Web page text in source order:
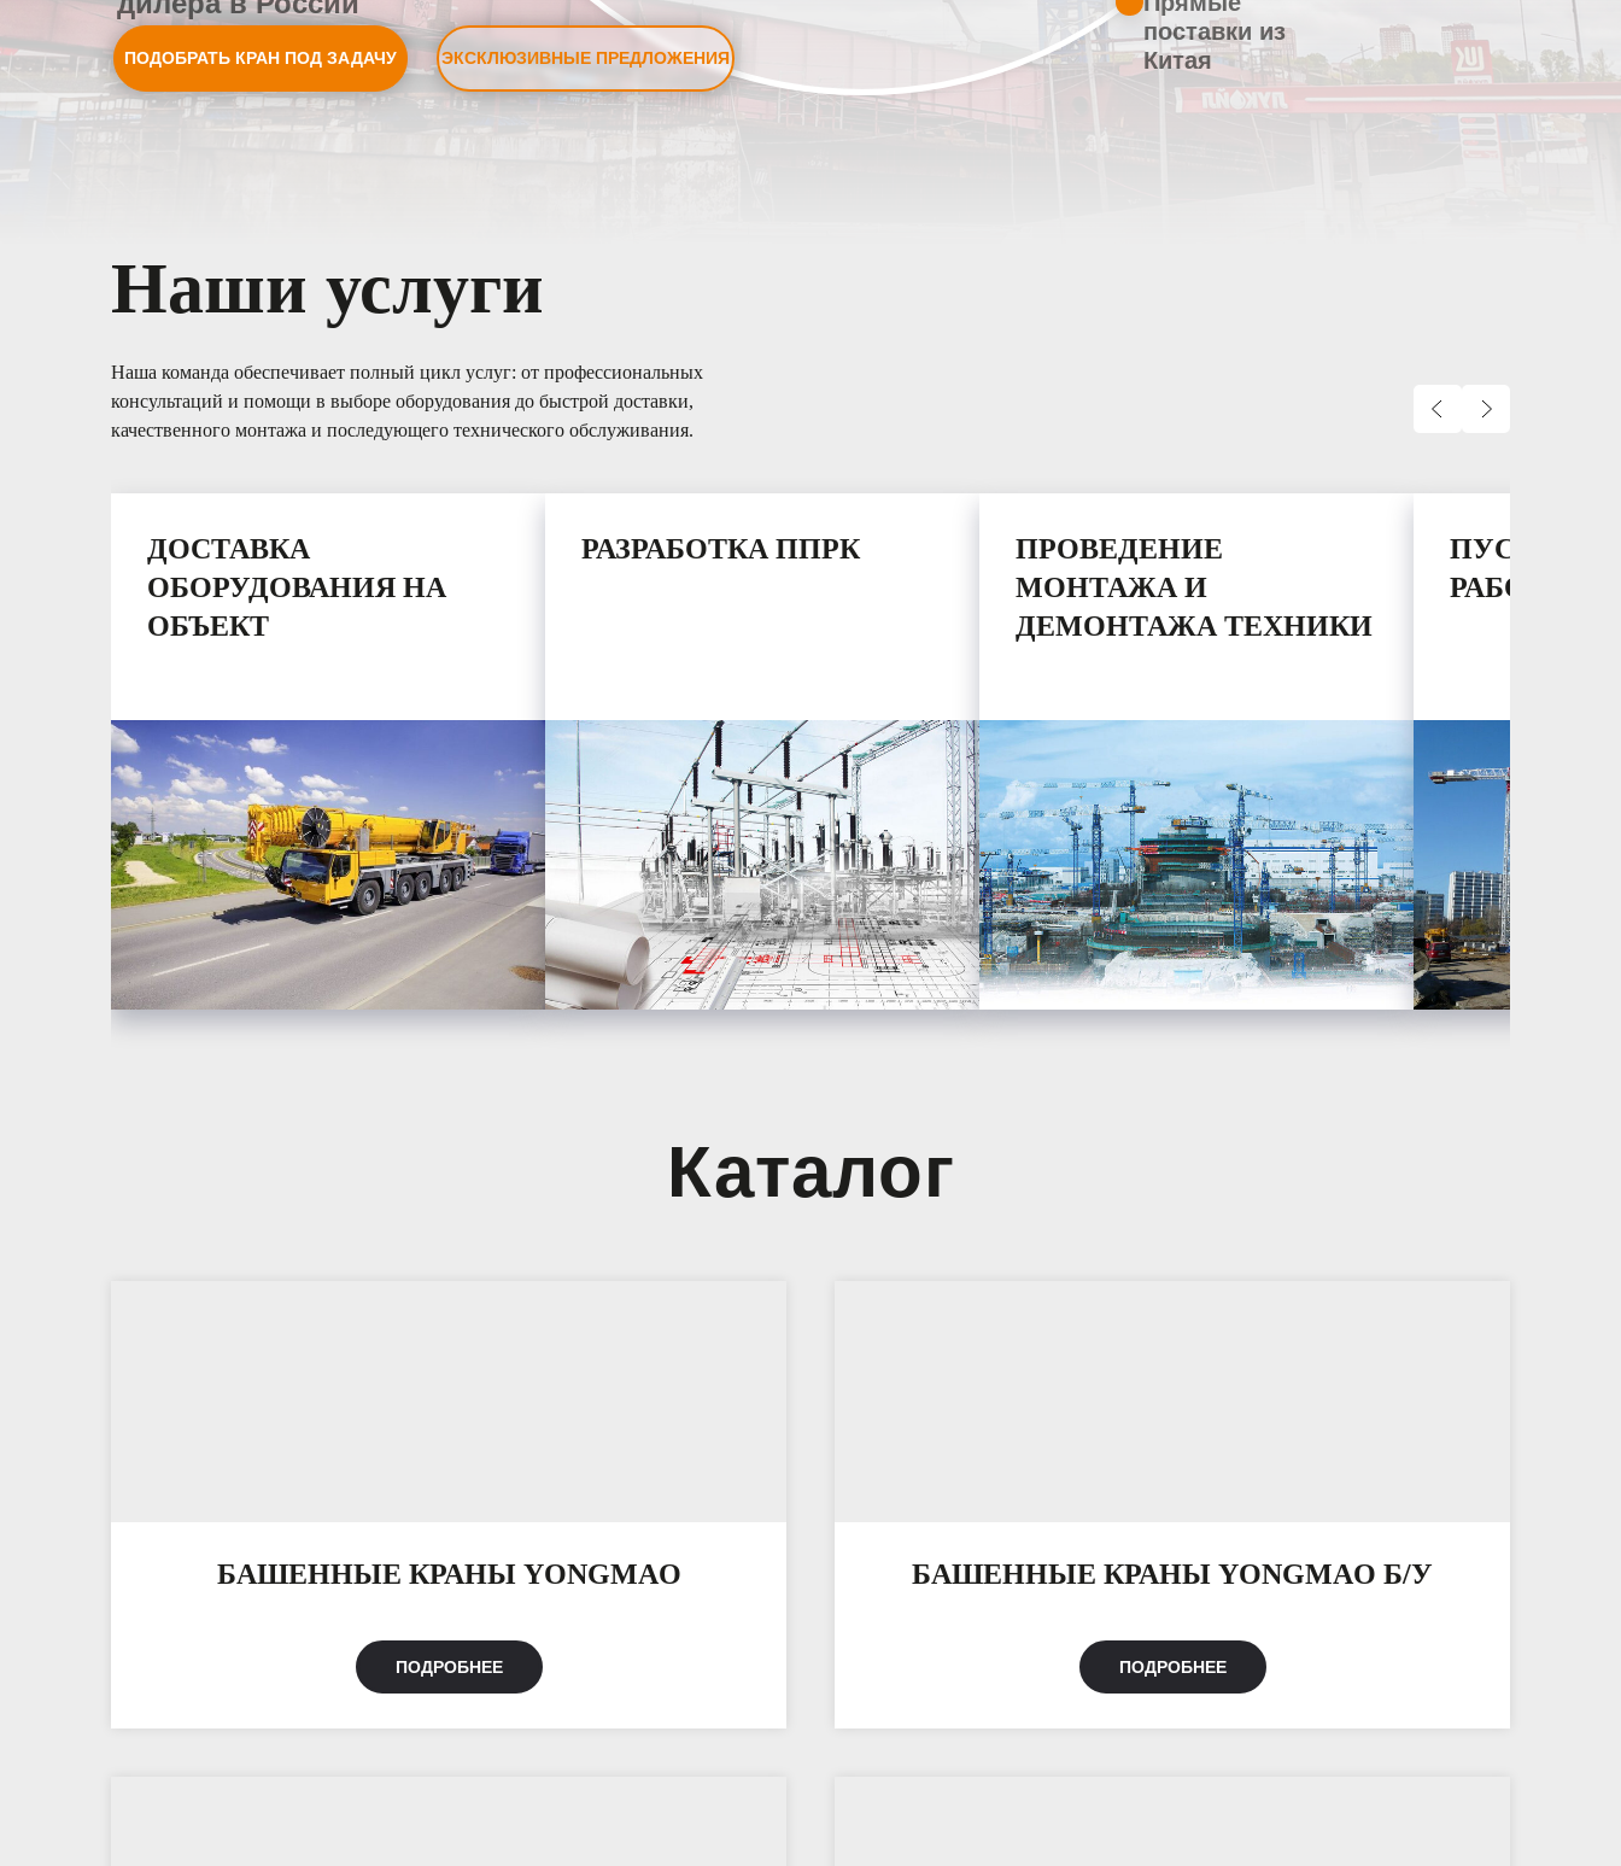
ЭКСКЛЮЗИВНЫЕ ПРЕДЛОЖЕНИЯ
ПОДОБРАТЬ КРАН ПОД ЗАДАЧУ
поставки из
Китая
Наши услуги
Наша команда обеспечивает полный цикл услуг: от профессиональных
консультаций и помощи в выборе оборудования до быстрой доставки,
качественного монтажа и последующего технического обслуживания.
ДОСТАВКА
ОБОРУДОВАНИЯ НА
ОБЪЕКТ
РАЗРАБОТКА ППРК
ПРОВЕДЕНИЕ
МОНТАЖА И
ДЕМОНТАЖА ТЕХНИКИ
РАБОТЫ
Каталог
БАШЕННЫЕ КРАНЫ YONGMAO
ПОДРОБНЕЕ
БАШЕННЫЕ КРАНЫ YONGMAO Б/У
ПОДРОБНЕЕ